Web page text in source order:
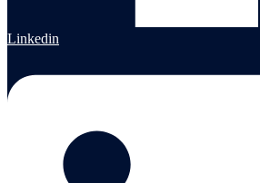
Linkedin